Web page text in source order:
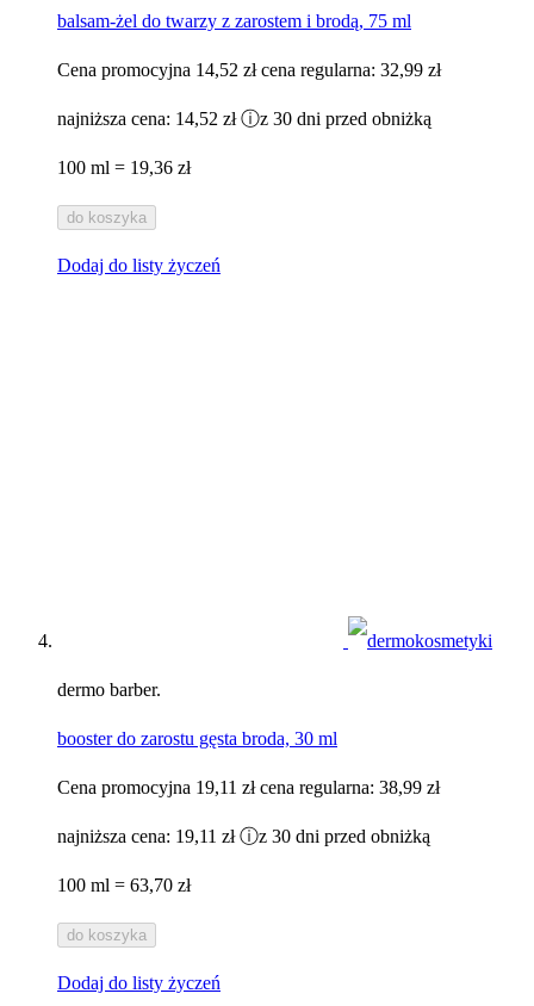
balsam-żel do twarzy z zarostem i brodą, 75 ml
Cena promocyjna 14,52 zł cena regularna: 32,99 zł
najniższa cena: 14,52 zł ⓘz 30 dni przed obniżką
100 ml = 19,36 zł
do koszyka
Dodaj do listy życzeń
dermo barber.
booster do zarostu gęsta broda, 30 ml
Cena promocyjna 19,11 zł cena regularna: 38,99 zł
najniższa cena: 19,11 zł ⓘz 30 dni przed obniżką
100 ml = 63,70 zł
do koszyka
Dodaj do listy życzeń